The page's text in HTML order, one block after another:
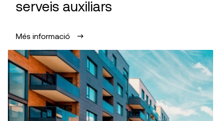
serveis auxiliars
Més informació